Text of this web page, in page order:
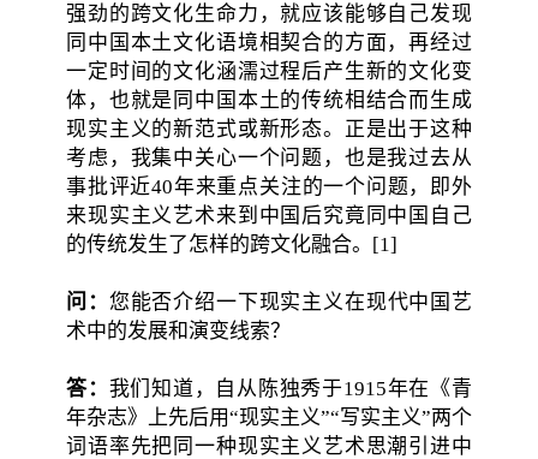
强劲的跨文化生命力，就应该能够自己发现
同中国本土文化语境相契合的方面，再经过
一定时间的文化涵濡过程后产生新的文化变
体，也就是同中国本土的传统相结合而生成
现实主义的新范式或新形态。正是出于这种
考虑，我集中关心一个问题，也是我过去从
事批评近40年来重点关注的一个问题，即外
来现实主义艺术来到中国后究竟同中国自己
的传统发生了怎样的跨文化融合。[1]
问： 您能否介绍一下现实主义在现代中国艺
术中的发展和演变线索？
答： 我们知道，自从陈独秀于1915年在《青
年杂志》上先后用“现实主义”“写实主义”两个
词语率先把同一种现实主义艺术思潮引进中